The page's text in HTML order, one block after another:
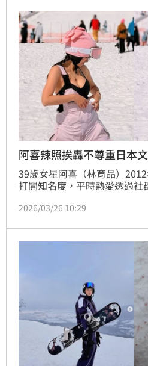
阿喜辣照挨轟不尊重日本
39歲女星阿喜（林育品）2012
打開知名度，平時熱愛透過社
網友指出已有日本人投訴，表
了。蔡維歆
2026/03/26 10:29